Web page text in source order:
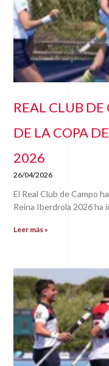
REAL CLUB
DE LA COPA
2026
26/04/2026
El Real Club de Campo
Reina Iberdrola 2026 ha
Leer más »